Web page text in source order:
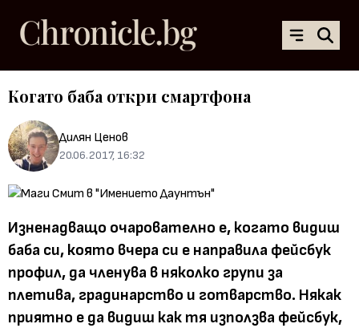
Когато баба откри смартфона
Дилян Ценов
20.06.2017, 16:32
Изненадващо очарователно е, когато видиш
баба си, която вчера си е направила фейсбук
профил, да членува в няколко групи за
плетива, градинарство и готварство. Някак
приятно е да видиш как тя използва фейсбук,